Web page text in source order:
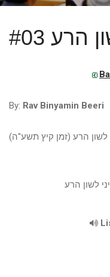
#03
By: Rav Binyamin Beeri
לשון הרע (זמן קיץ תשע"ה)
לשון הרע